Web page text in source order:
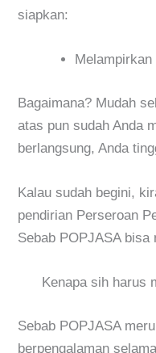
siapkan:
Bagaimana? Mudah
atas pun sudah Anda
berlangsung, Anda
Kalau sudah begini,
pendirian Perseroan
Sebab POPJASA bisa
Kenapa sih harus
Sebab POPJASA
berpengalaman